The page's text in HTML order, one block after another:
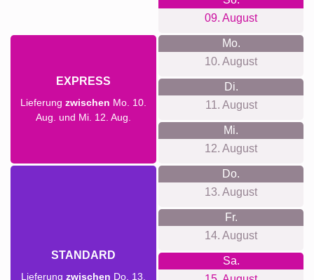
09. August
EXPRESS
Lieferung zwischen Mo. 10.
Aug. und Mi. 12. Aug.
Mo.
10. August
Di.
11. August
Mi.
12. August
STANDARD
Lieferung zwischen Do. 13.
Do.
13. August
Fr.
14. August
Sa.